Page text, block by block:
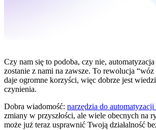
Czy nam się to podoba, czy nie,
zostanie z nami na zawsze. To rewolucja
daje ogromne korzyści, więc dobrze jest
czynienia.
Dobra wiadomość: narzędzia do
zmiany w przyszłości, ale wiele obecnych na
może już teraz usprawnić Twoją działalność